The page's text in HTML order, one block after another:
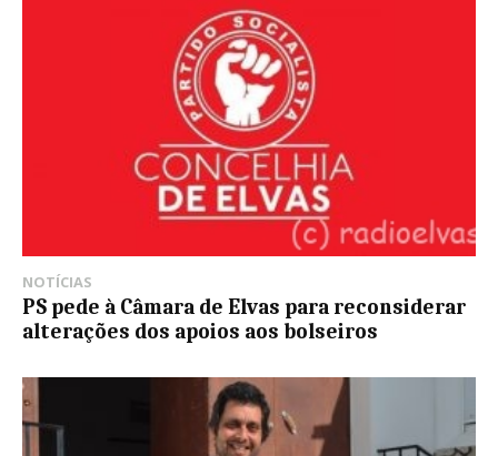
NOTÍCIAS
PS pede à Câmara de Elvas para reconsiderar
alterações dos apoios aos bolseiros